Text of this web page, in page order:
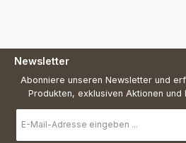
Newsletter
Abonniere unseren Newsletter und
Produkten, exklusiven Aktionen
Mail-
Adresse